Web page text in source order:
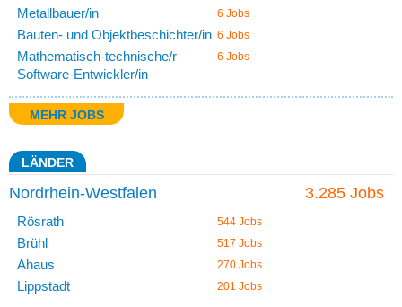
Metallbauer/in 6 Jobs
Bauten- und Objektbeschichter/in 6 Jobs
Mathematisch-technische/r
Software-Entwickler/in
6 Jobs
MEHR JOBS
LÄNDER
3.285 Jobs
Nordrhein-Westfalen
Rösrath 544 Jobs
Brühl 517 Jobs
Ahaus 270 Jobs
Lippstadt 201 Jobs